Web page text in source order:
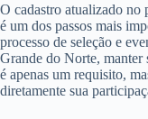
O cadastro atualizado
é um dos passos mais
processo de seleção e
Grande do Norte, manter
é apenas um requisito,
diretamente sua